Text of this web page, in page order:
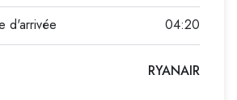
RYANAIR
04:20